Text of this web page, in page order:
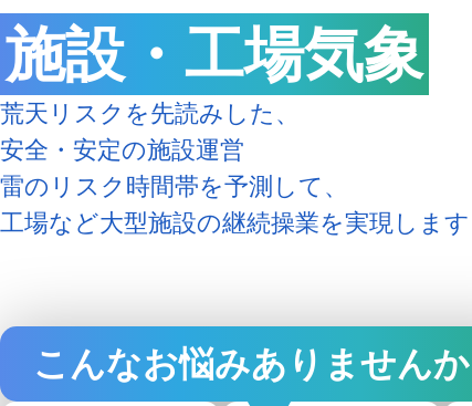
農業気象 学校気象
道路気象 鉄道気象
沿岸気象
施設・工場気象
荒天リスクを先読みした、
安全・安定の施設運営
雷のリスク時間帯を予測して、
工場など大型施設の継続操業を実現します
こんなお悩みありませんか